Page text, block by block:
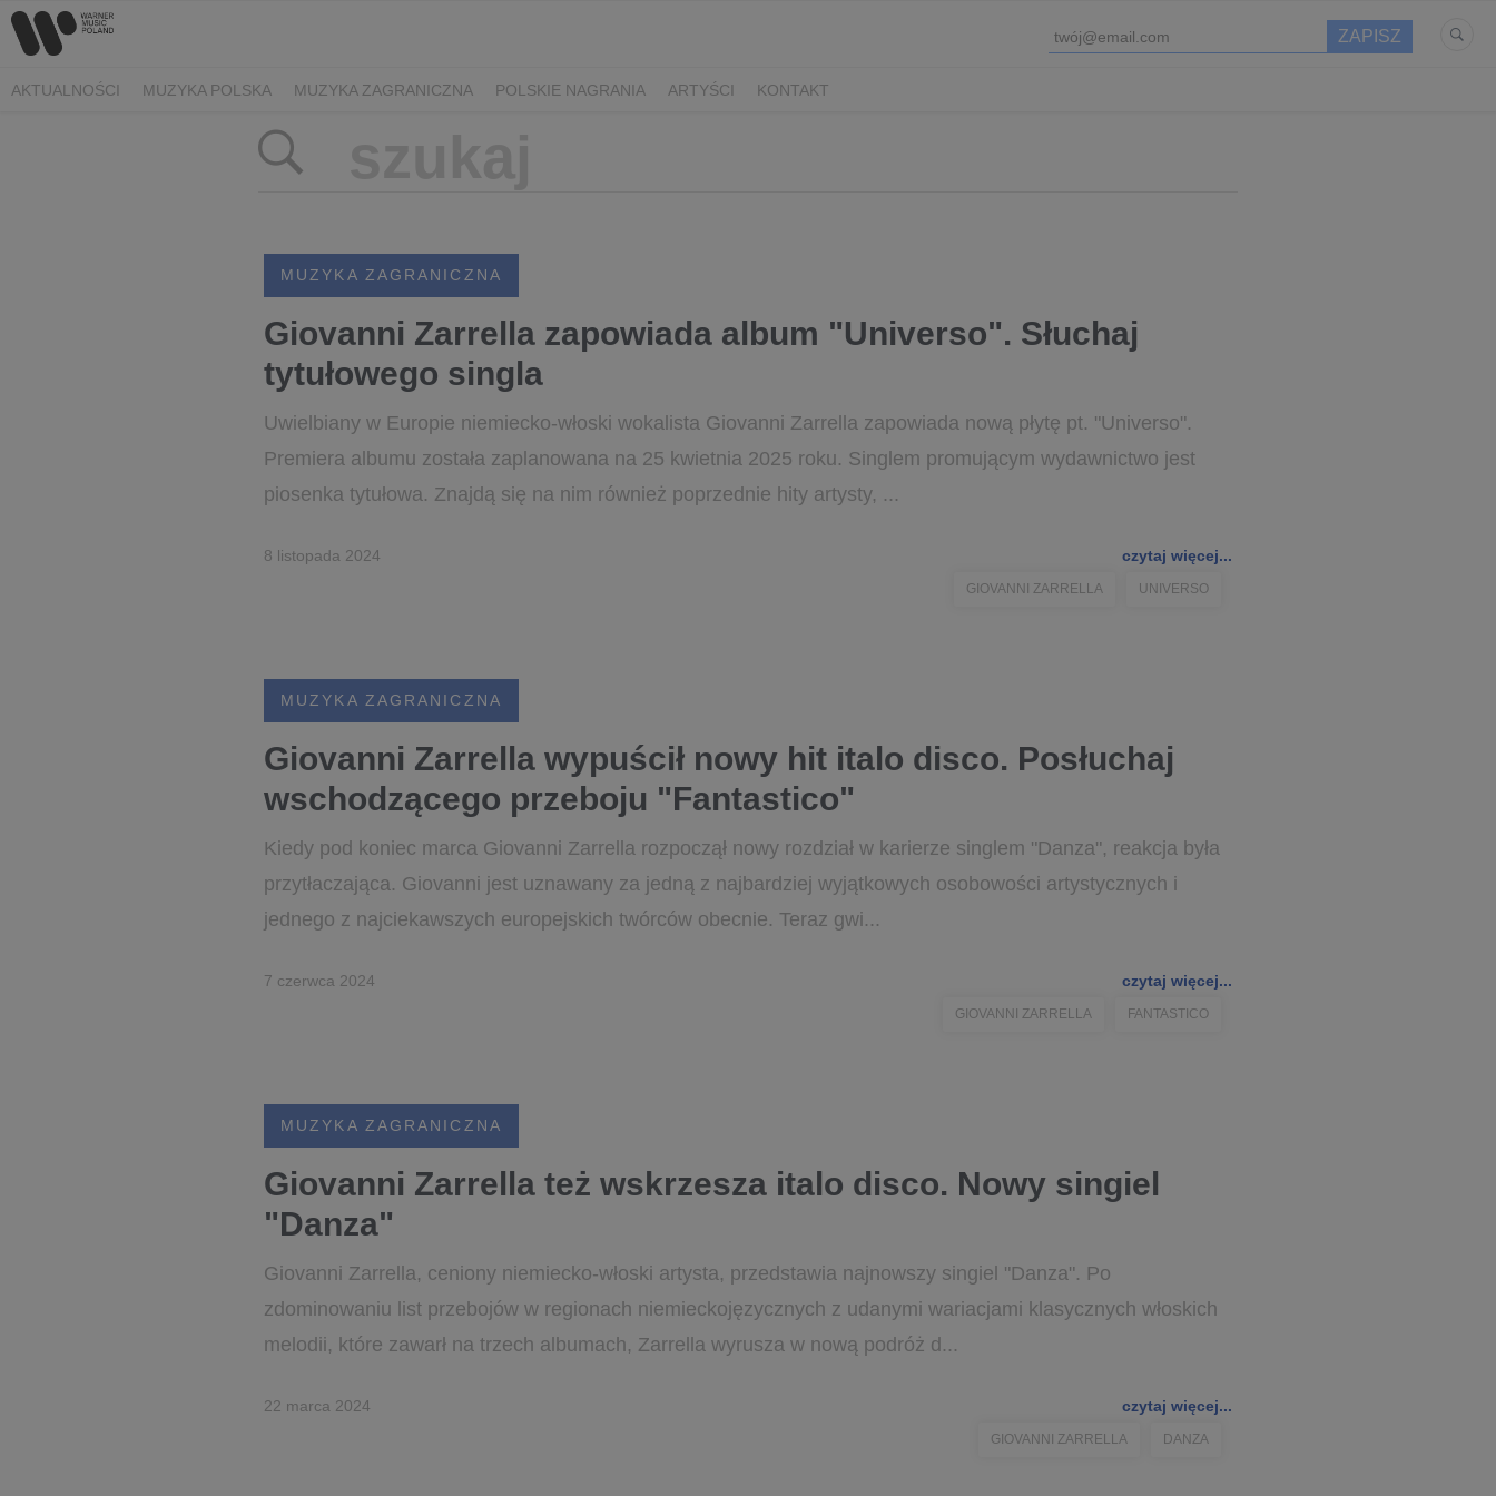
AKTUALNOŚCI MUZYKA POLSKA MUZYKA ZAGRANICZNA POLSKIE NAGRANIA ARTYŚCI KONTAKT
MUZYKA ZAGRANICZNA
Giovanni Zarrella zapowiada album "Universo". Słuchaj
tytułowego singla
Uwielbiany w Europie niemiecko-włoski wokalista Giovanni Zarrella zapowiada nową płytę pt. "Universo".
Premiera albumu została zaplanowana na 25 kwietnia 2025 roku. Singlem promującym wydawnictwo jest
piosenka tytułowa. Znajdą się na nim również poprzednie hity artysty, ...
8 listopada 2024 czytaj więcej...
GIOVANNI ZARRELLA UNIVERSO
MUZYKA ZAGRANICZNA
Giovanni Zarrella wypuścił nowy hit italo disco. Posłuchaj
wschodzącego przeboju "Fantastico"
Kiedy pod koniec marca Giovanni Zarrella rozpoczął nowy rozdział w karierze singlem "Danza", reakcja była
przytłaczająca. Giovanni jest uznawany za jedną z najbardziej wyjątkowych osobowości artystycznych i
jednego z najciekawszych europejskich twórców obecnie. Teraz gwi...
7 czerwca 2024 czytaj więcej...
GIOVANNI ZARRELLA FANTASTICO
MUZYKA ZAGRANICZNA
Giovanni Zarrella też wskrzesza italo disco. Nowy singiel
"Danza"
Giovanni Zarrella, ceniony niemiecko-włoski artysta, przedstawia najnowszy singiel "Danza". Po
zdominowaniu list przebojów w regionach niemieckojęzycznych z udanymi wariacjami klasycznych włoskich
melodii, które zawarł na trzech albumach, Zarrella wyrusza w nową podróż d...
22 marca 2024 czytaj więcej...
GIOVANNI ZARRELLA DANZA